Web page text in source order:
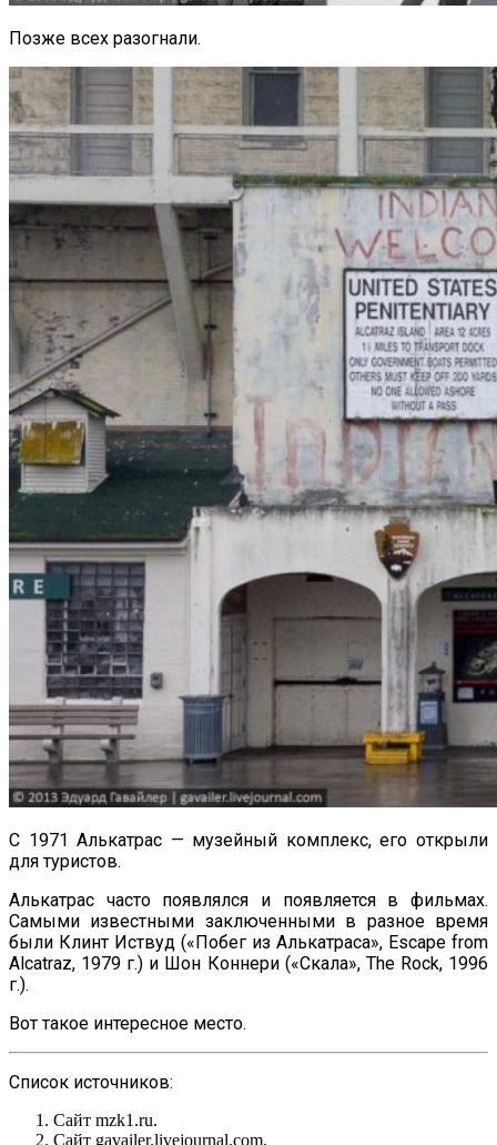
Позже всех разогнали.
С 1971 Алькатрас — музейный комплекс, его открыли
для туристов.
Алькатрас часто появлялся и появляется в фильмах.
Самыми известными заключенными в разное время
были Клинт Иствуд («Побег из Алькатраса», Escape from
Alcatraz, 1979 г.) и Шон Коннери («Скала», The Rock, 1996
г.).
Вот такое интересное место.
Список источников:
Сайт mzk1.ru.
Сайт gavailer.livejournal.com.